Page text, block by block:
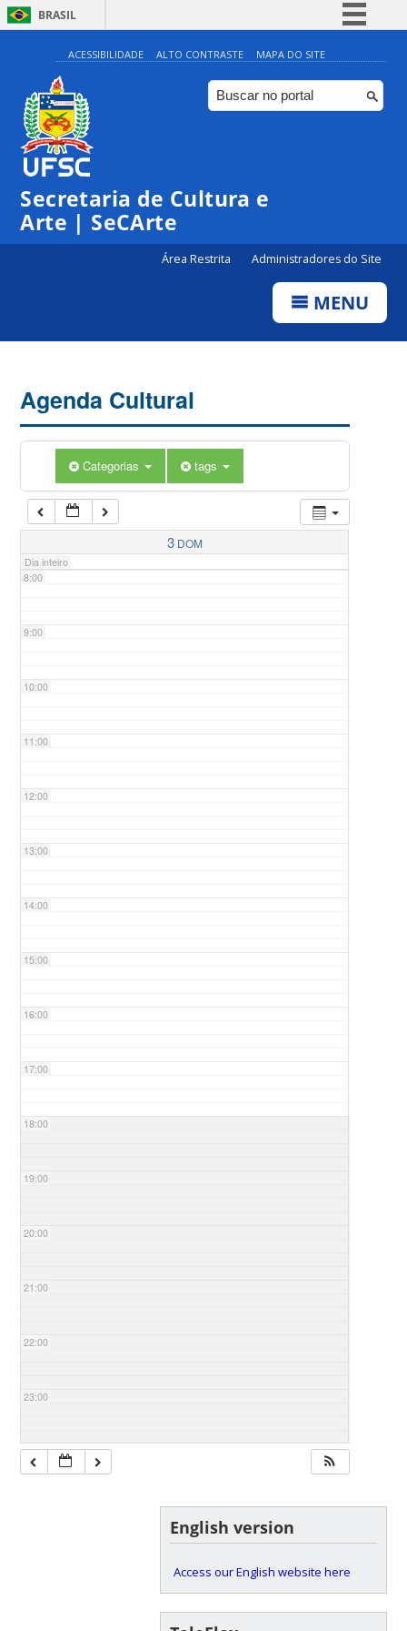
BRASIL
Simplifique!
Comunica BR
Participe
ACESSIBILIDADE ALTO CONTRASTE MAPA DO SITE
Secretaria de Cultura e
Arte | SeCArte
Área Restrita Administradores do Site
MENU
Agenda Cultural
Categorias tags
3 DOM
Dia inteiro
0:00
1:00
5:00
7:00
8:00
9:00
10:00
11:00
12:00
13:00
14:00
15:00
16:00
17:00
18:00
19:00
20:00
21:00
22:00
23:00
English version
Access our English website here